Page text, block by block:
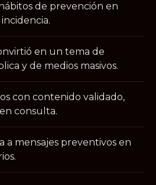
de prevención en
en un tema de
y de medios masivos.
con contenido validado,
consulta.
a mensajes preventivos en